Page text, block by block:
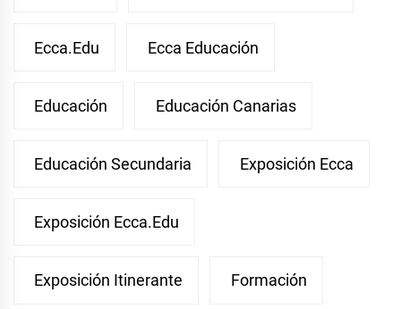
Ecca.edu Ecca Educación
Educación Educación Canarias
Educación Secundaria Exposición Ecca
Exposición Ecca.edu
Exposición Itinerante Formación